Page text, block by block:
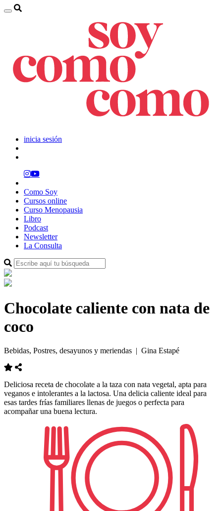
inicia sesión
Como Soy
Cursos online
Curso Menopausia
Libro
Podcast
Newsletter
La Consulta
Chocolate caliente con nata de
coco
Bebidas, Postres, desayunos y meriendas | Gina Estapé
Deliciosa receta de chocolate a la taza con nata vegetal, apta para
veganos e intolerantes a la lactosa. Una delicia caliente ideal para
esas tardes frías familiares llenas de juegos o perfecta para
acompañar una buena lectura.